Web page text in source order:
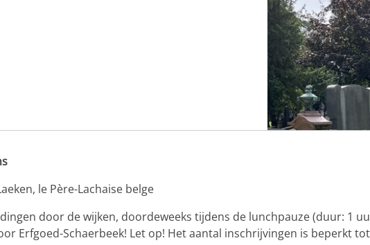
le Père-Lachaise belge
door de wijken, doordeweeks tijdens de lunchpauze (duur: 1
Erfgoed-Schaerbeek! Let op! Het aantal inschrijvingen is beperkt